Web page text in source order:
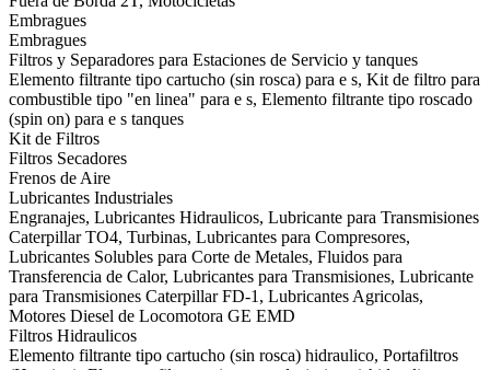
Embragues
Embragues
Filtros y Separadores para Estaciones de Servicio y tanques
Elemento filtrante tipo cartucho (sin rosca) para e s, Kit de filtro para
combustible tipo "en linea" para e s, Elemento filtrante tipo roscado
(spin on) para e s tanques
Kit de Filtros
Filtros Secadores
Frenos de Aire
Lubricantes Industriales
Engranajes, Lubricantes Hidraulicos, Lubricante para Transmisiones
Caterpillar TO4, Turbinas, Lubricantes para Compresores,
Lubricantes Solubles para Corte de Metales, Fluidos para
Transferencia de Calor, Lubricantes para Transmisiones, Lubricante
para Transmisiones Caterpillar FD-1, Lubricantes Agricolas,
Motores Diesel de Locomotora GE EMD
Filtros Hidraulicos
Elemento filtrante tipo cartucho (sin rosca) hidraulico, Portafiltros